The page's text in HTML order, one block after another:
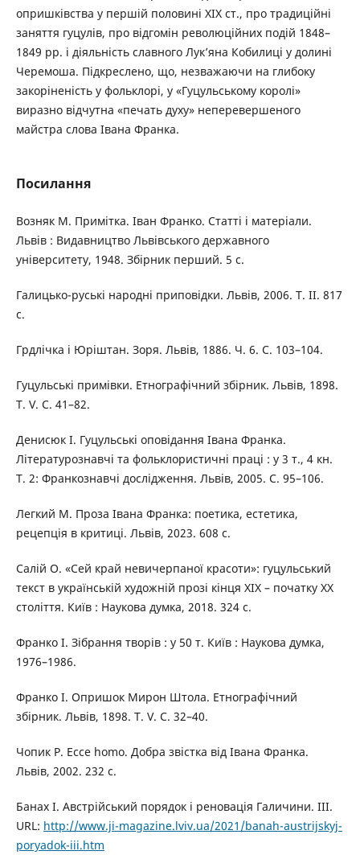
опришківства у першій половині ХІХ ст., про традиційні
заняття гуцулів, про відгомін революційних подій 1848–
1849 рр. і діяльність славного Лук’яна Кобилиці у долині
Черемоша. Підкреслено, що, незважаючи на глибоку
закоріненість у фольклорі, у «Гуцульському королі»
виразно відчутна «печать духу» неперевершеного
майстра слова Івана Франка.
Посилання
Возняк М. Примітка. Іван Франко. Статті і матеріали.
Львів : Видавництво Львівського державного
університету, 1948. Збірник перший. 5 с.
Галицько-руські народні приповідки. Львів, 2006. Т. ІІ. 817
c.
Грдлічка і Юріштан. Зоря. Львів, 1886. Ч. 6. С. 103–104.
Гуцульські примівки. Етнографічний збірник. Львів, 1898.
Т. V. С. 41–82.
Денисюк І. Гуцульські оповідання Івана Франка.
Літературознавчі та фольклористичні праці : у 3 т., 4 кн.
Т. 2: Франкознавчі дослідження. Львів, 2005. С. 95–106.
Легкий М. Проза Івана Франка: поетика, естетика,
рецепція в критиці. Львів, 2023. 608 c.
Салій О. «Сей край невичерпаної красоти»: гуцульський
текст в українській художній прозі кінця ХІХ – початку ХХ
століття. Київ : Наукова думка, 2018. 324 с.
Франко І. Зібрання творів : у 50 т. Київ : Наукова думка,
1976–1986.
Франко І. Опришок Мирон Штола. Етнографічний
збірник. Львів, 1898. Т. V. С. 32–40.
Чопик Р. Ecce homo. Добра звістка від Івана Франка.
Львів, 2002. 232 с.
Банах І. Австрійський порядок і реновація Галичини. III.
URL: http://www.ji-magazine.lviv.ua/2021/banah-austrijskyj-
poryadok-iii.htm